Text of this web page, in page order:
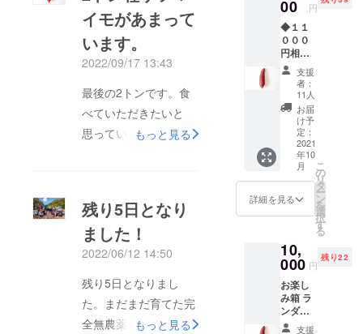
最高に甘くて無農薬の
さつまいもを責任を
もって育て皆様にお届
ファーム
イモがあまって
います。
2022/09/17 13:43
最後の2トンです。食
べていただきたいと
思っています！よろし
もっと見る
残り5日となり
ました！
2022/06/12 14:50
残り5日となりまし
た。まだまだ育てた完
全無農薬さいまいもが
もっと見る
00 円
◆１１
０００
円相当
◆ 感謝
のお手
紙とさ
つまい
も（紅
はる
か）を
１０キ
ロ送付
させて
いただ
きま
す。 ※
み ※沖
縄離島
除く
支援
者：
11人
お届
け予
定：
2021
年10
月
詳細を見る
こ
の
リ
タ
ー
ン
を
選
択
す
る
10,
000 円
残り22
お楽し
み箱 ラ
ンダム
にさつ
支援